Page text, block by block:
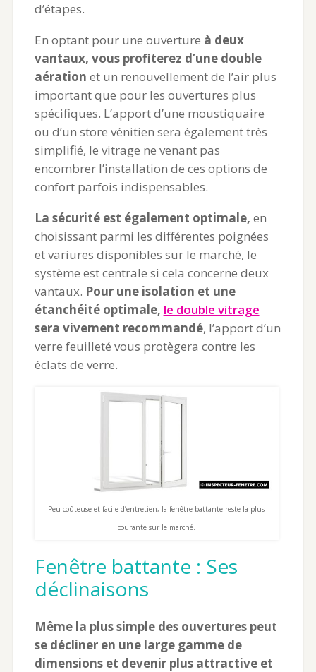
d’étapes.
En optant pour une ouverture à deux
vantaux, vous profiterez d’une double
aération et un renouvellement de l’air plus
important que pour les ouvertures plus
spécifiques. L’apport d’une moustiquaire
ou d’un store vénitien sera également très
simplifié, le vitrage ne venant pas
encombrer l’installation de ces options de
confort parfois indispensables.
La sécurité est également optimale, en
choisissant parmi les différentes poignées
et variures disponibles sur le marché, le
système est centrale si cela concerne deux
vantaux. Pour une isolation et une
étanchéité optimale, le double vitrage
sera vivement recommandé, l’apport d’un
verre feuilleté vous protègera contre les
éclats de verre.
Peu coûteuse et facile d’entretien, la fenêtre battante reste la plus
courante sur le marché.
Fenêtre battante : Ses
déclinaisons
Même la plus simple des ouvertures peut
se décliner en une large gamme de
dimensions et devenir plus attractive et